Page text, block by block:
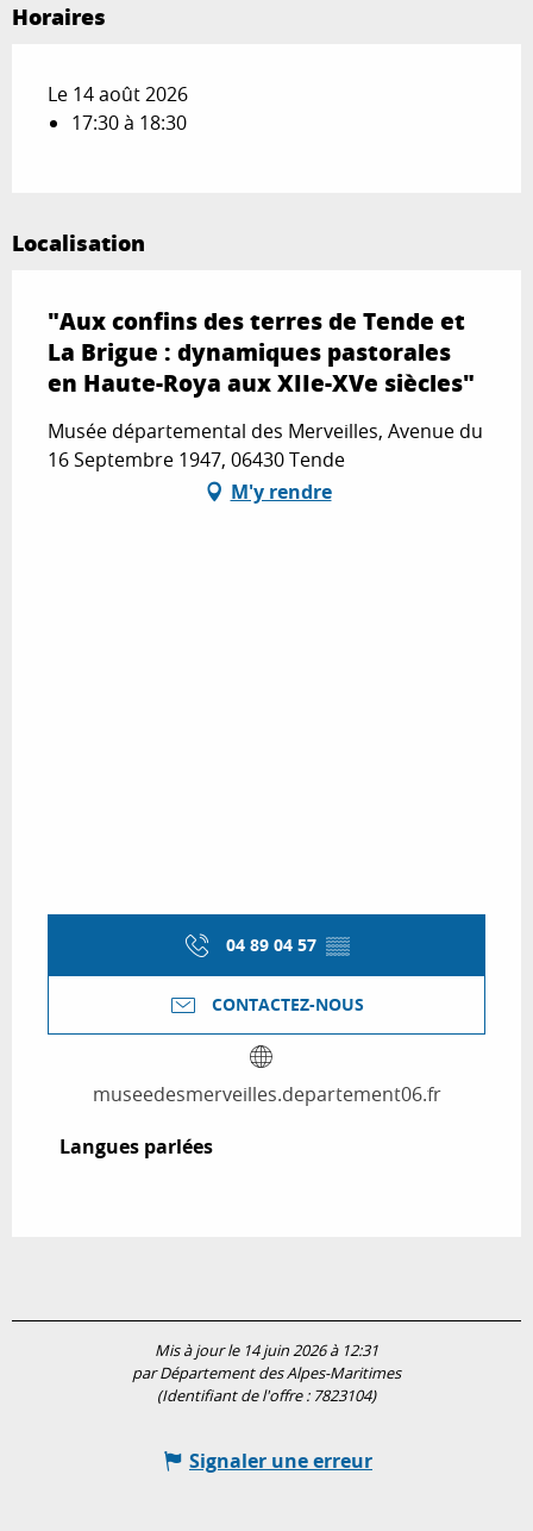
Horaires
Le 14 août 2026
17:30 à 18:30
Localisation
"Aux confins des terres de Tende et
La Brigue : dynamiques pastorales
en Haute-Roya aux XIIe-XVe siècles"
Musée départemental des Merveilles, Avenue du
16 Septembre 1947, 06430 Tende
M'y rendre
04 89 04 57 ▒▒
CONTACTEZ-NOUS
museedesmerveilles.departement06.fr
Langues parlées
Langues parlées
Mis à jour le 14 juin 2026 à 12:31
par Département des Alpes-Maritimes
(Identifiant de l'offre : 7823104)
Signaler une erreur